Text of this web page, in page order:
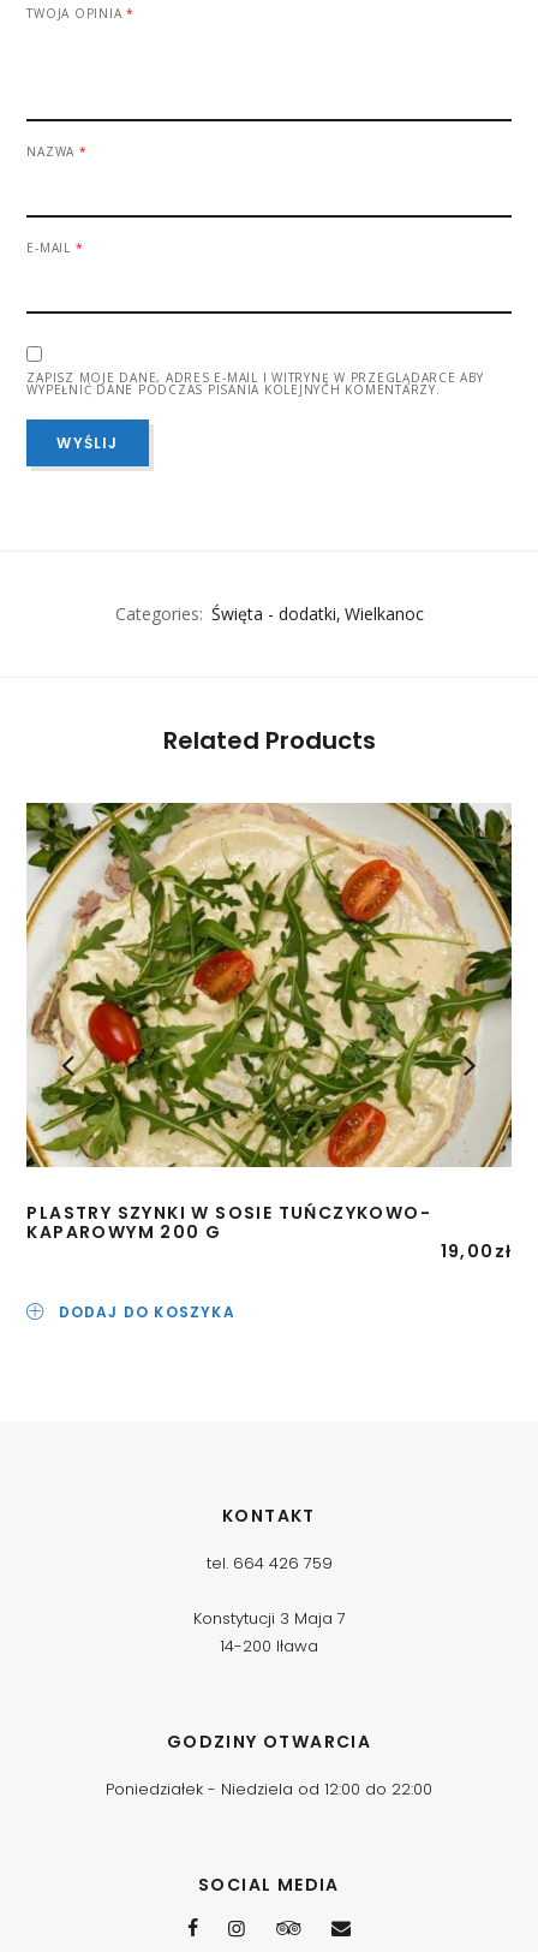
TWOJA OPINIA*
NAZWA *
E-MAIL *
ZAPISZ MOJE DANE, ADRES E-MAIL I WITRYNĘ W PRZEGLĄDARCE ABY
WYPEŁNIĆ DANE PODCZAS PISANIA KOLEJNYCH KOMENTARZY.
Categories: Święta - dodatki Wielkanoc
Related Products
PLASTRY SZYNKI W SOSIE TUŃCZYKOWO-
KAPAROWYM 200 G
19,00 zł
DODAJ DO KOSZYKA
KONTAKT
tel. 664 426 759
Konstytucji 3 Maja 7
14-200 Iława
GODZINY OTWARCIA
Poniedziałek - Niedziela od 12:00 do 22:00
SOCIAL MEDIA